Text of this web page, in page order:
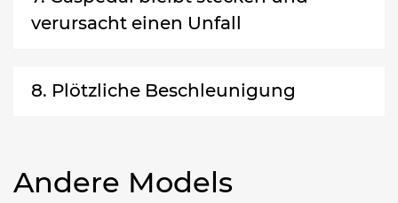
verursacht einen Unfall
8. Plötzliche Beschleunigung
Andere Models